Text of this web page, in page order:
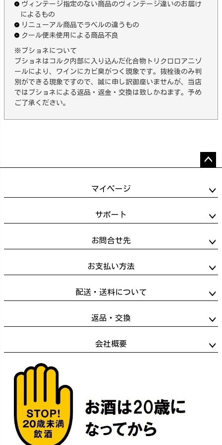
ヴィンテージ指定のない商品のヴィンテージ違いのお届け
によるもの
リニューアル商品でラベルの違うもの
クール便未使用による商品不良
※ブショネについて
ブショネはコルク内部に入り込んだ化合物トリクロロアニゾ
ールにより、ワインにカビ臭がつく現象です。抜栓後のみ判
別ができる現象ですので、誠に申し訳御座いませんが、当店
ではブショネによる返品・返金・交換は致しかねます。予め
ご了承ください。
ップ
マイページ
サポート
お問合せ先
お支払い方法
配送・送料について
返品・交換
会社概要